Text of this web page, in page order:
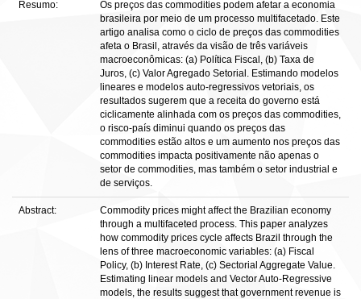
Resumo:
Os preços das commodities podem afetar a economia
brasileira por meio de um processo multifacetado. Este
artigo analisa como o ciclo de preços das commodities
afeta o Brasil, através da visão de três variáveis
macroeconômicas: (a) Política Fiscal, (b) Taxa de
Juros, (c) Valor Agregado Setorial. Estimando modelos
lineares e modelos auto-regressivos vetoriais, os
resultados sugerem que a receita do governo está
ciclicamente alinhada com os preços das commodities,
o risco-país diminui quando os preços das
commodities estão altos e um aumento nos preços das
commodities impacta positivamente não apenas o
setor de commodities, mas também o setor industrial e
de serviços.
Abstract:
Commodity prices might affect the Brazilian economy
through a multifaceted process. This paper analyzes
how commodity prices cycle affects Brazil through the
lens of three macroeconomic variables: (a) Fiscal
Policy, (b) Interest Rate, (c) Sectorial Aggregate Value.
Estimating linear models and Vector Auto-Regressive
models, the results suggest that government revenue is